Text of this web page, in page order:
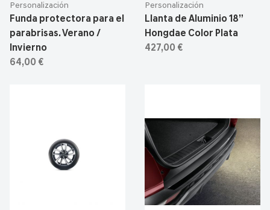
Personalización
Funda protectora para el
parabrisas. Verano /
Invierno
64,00 €
Personalización
Llanta de Aluminio 18”
Hongdae Color Plata
427,00 €